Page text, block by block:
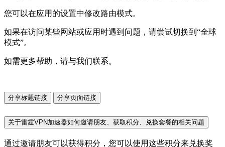
您可以在应用的设置中修改路由模式。
如果在访问某些网站或应用时遇到问题，请尝试切换到“全球
模式”。
如需更多帮助，请与我们联系。
分享标题链接 分享页面链接
关于雷霆VPN加速器如何邀请朋友、获取积分、兑换套餐的相关问题
通过邀请朋友可以获得积分，您可以使用这些积分来兑换奖